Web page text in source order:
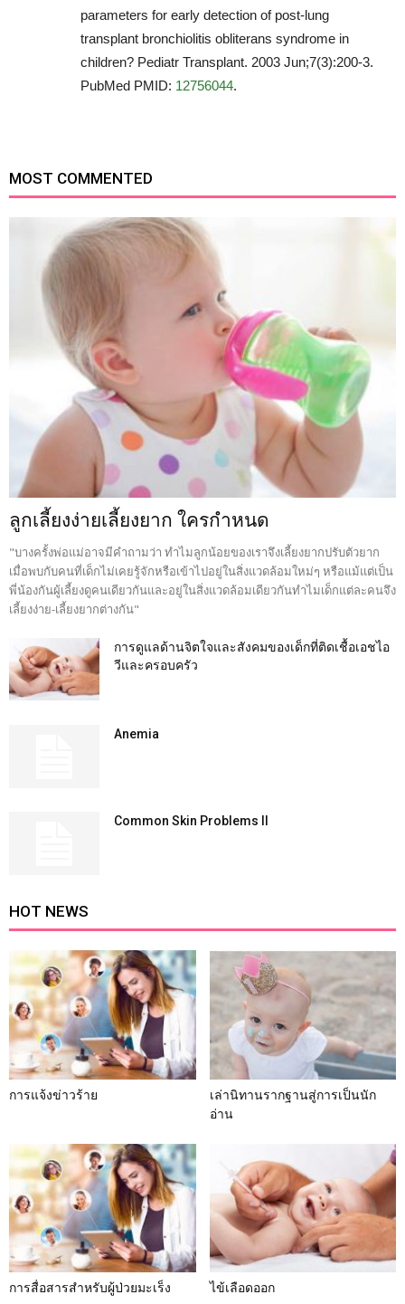
parameters for early detection of post-lung
transplant bronchiolitis obliterans syndrome in
children? Pediatr Transplant. 2003 Jun;7(3):200-3.
PubMed PMID: 12756044.
MOST COMMENTED
ลูกเลี้ยงง่ายเลี้ยงยาก ใครกำหนด
"บางครั้งพ่อแม่อาจมีคำถามว่า ทำไมลูกน้อยของเราจึงเลี้ยงยากปรับตัวยาก
เมื่อพบกับคนที่เด็กไม่เคยรู้จักหรือเข้าไปอยู่ในสิ่งแวดล้อมใหม่ๆ หรือแม้แต่เป็น
พี่น้องกันผู้เลี้ยงดูคนเดียวกันและอยู่ในสิ่งแวดล้อมเดียวกันทำไมเด็กแต่ละคนจึง
เลี้ยงง่าย-เลี้ยงยากต่างกัน"
การดูแลด้านจิตใจและสังคมของเด็กที่ติดเชื้อเอชไอ
วีและครอบครัว
Anemia
Common Skin Problems II
HOT NEWS
การแจ้งข่าวร้าย
เล่านิทานรากฐานสู่การเป็นนัก
อ่าน
การสื่อสารสำหรับผู้ป่วยมะเร็ง ไข้เลือดออก